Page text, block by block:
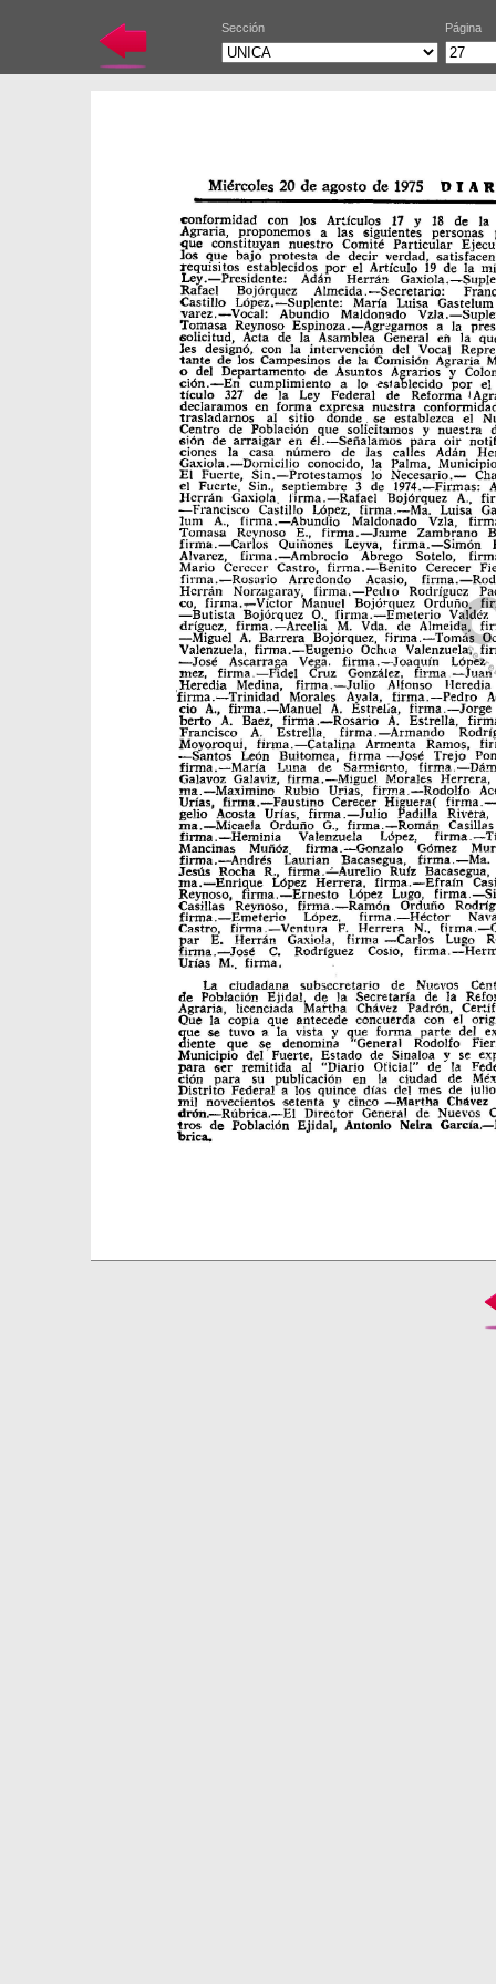
Sección Página